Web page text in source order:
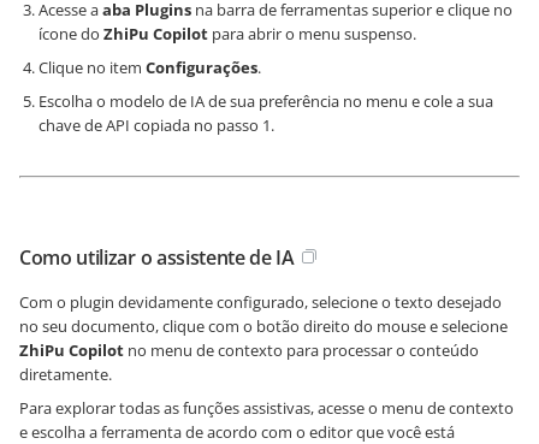
Acesse aaba Plugins na barra de ferramentas superior e clique no
ícone do ZhiPu Copilot para abrir o menu suspenso.
Clique no item Configurações.
Escolha o modelo de IA de sua preferência no menu e cole a sua
chave de API copiada no passo 1.
Como utilizar o assistente de IA
Com o plugin devidamente configurado, selecione o texto desejado
no seu documento, clique com o botão direito do mouse e selecione
ZhiPu Copilot no menu de contexto para processar o conteúdo
diretamente.
Para explorar todas as funções assistivas, acesse o menu de contexto
e escolha a ferramenta de acordo com o editor que você está